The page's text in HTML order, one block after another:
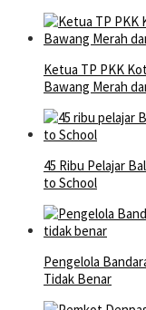
Ketua TP PKK
Bawang Merah
45 Ribu Pelajar
to School
Pengelola
Tidak Benar